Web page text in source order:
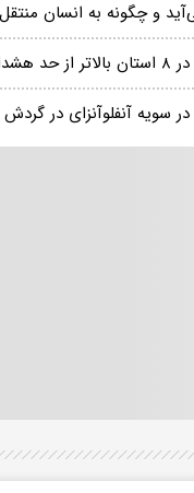
و چگونه به انسان
دارد
سویه آنفلوآنزای در گردش